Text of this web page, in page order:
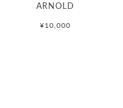
ARNOLD
¥10,000